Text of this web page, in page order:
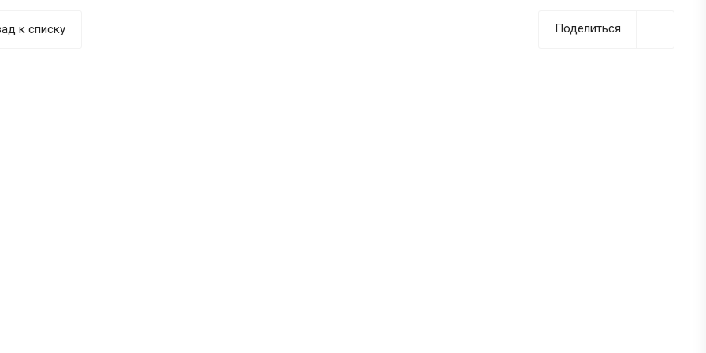
Поделиться
к списку